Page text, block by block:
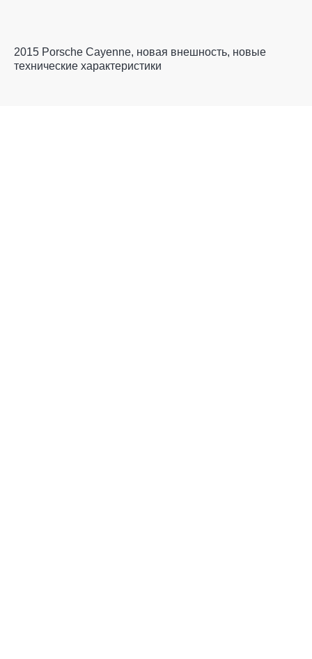
2015 Porsche Cayenne, новая внешность, новые
технические характеристики